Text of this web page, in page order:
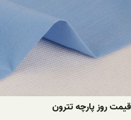
قیمت روز پارچه تترون